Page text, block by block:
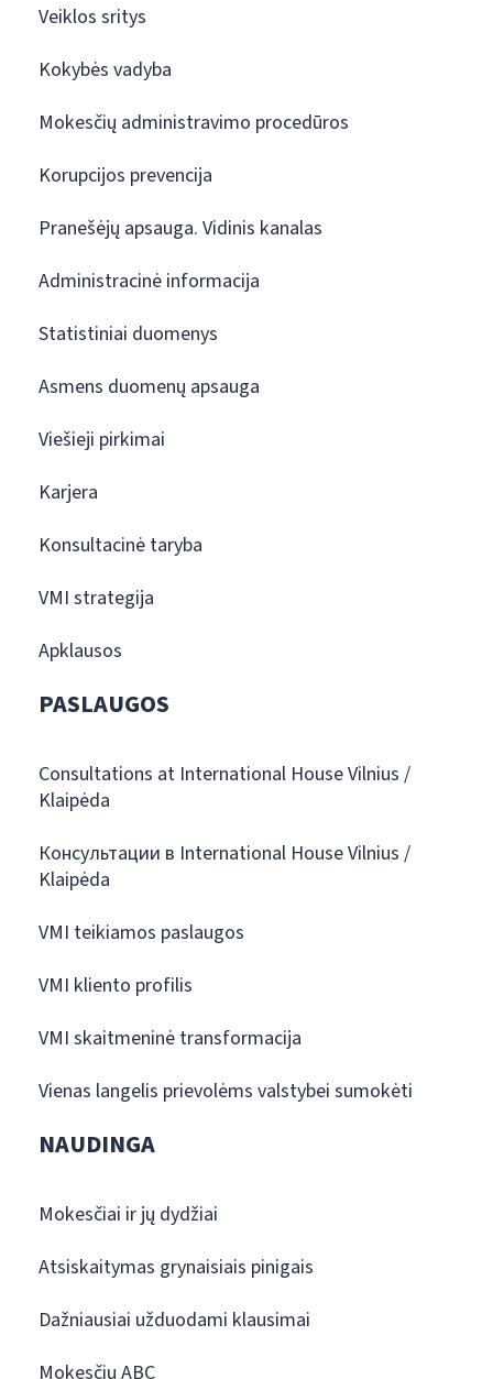
Veiklos sritys
Kokybės vadyba
Mokesčių administravimo procedūros
Korupcijos prevencija
Pranešėjų apsauga. Vidinis kanalas
Administracinė informacija
Statistiniai duomenys
Asmens duomenų apsauga
Viešieji pirkimai
Karjera
Konsultacinė taryba
VMI strategija
Apklausos
PASLAUGOS
Consultations at International House Vilnius /
Klaipėda
Консультации в International House Vilnius /
Klaipėda
VMI teikiamos paslaugos
VMI kliento profilis
VMI skaitmeninė transformacija
Vienas langelis prievolėms valstybei sumokėti
NAUDINGA
Mokesčiai ir jų dydžiai
Atsiskaitymas grynaisiais pinigais
Dažniausiai užduodami klausimai
Mokesčių ABC